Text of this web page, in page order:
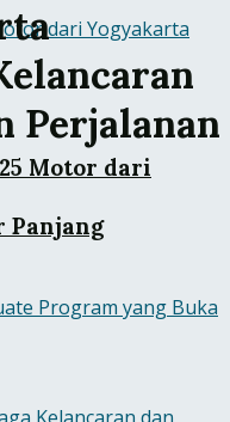
Motor dari
Panjang
Perjalanan